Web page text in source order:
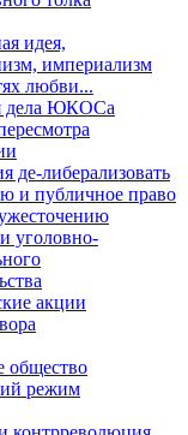
идея,
империализм
любви...
дела ЮКОСа
де-либерализовать
и публичное право
уголовно-
акции
общество
режим